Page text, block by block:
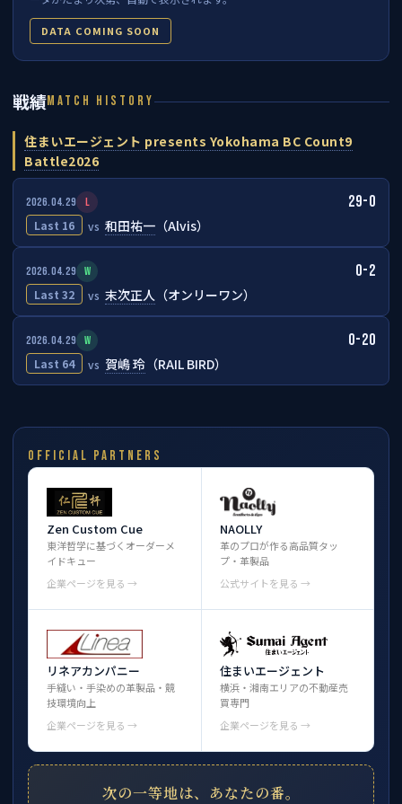
DATA COMING SOON
戦績MATCH HISTORY
住まいエージェント presents Yokohama BC Count9
Battle2026
2026.04.29 L
Last 16 vs 和田祐一 （Alvis）
29-0
2026.04.29 W
Last 32 vs 末次正人 （オンリーワン）
0-2
2026.04.29 W
Last 64 vs 賀嶋 玲 （RAIL BIRD）
0-20
OFFICIAL PARTNERS
Zen Custom Cue
東洋哲学に基づくオーダーメ
イドキュー
企業ページを見る →
NAOLLY
革のプロが作る高品質タッ
プ・革製品
公式サイトを見る →
リネアカンパニー
手縫い・手染めの革製品・競
技環境向上
企業ページを見る →
住まいエージェント
横浜・湘南エリアの不動産売
買専門
企業ページを見る →
次の一等地は、あなたの番。